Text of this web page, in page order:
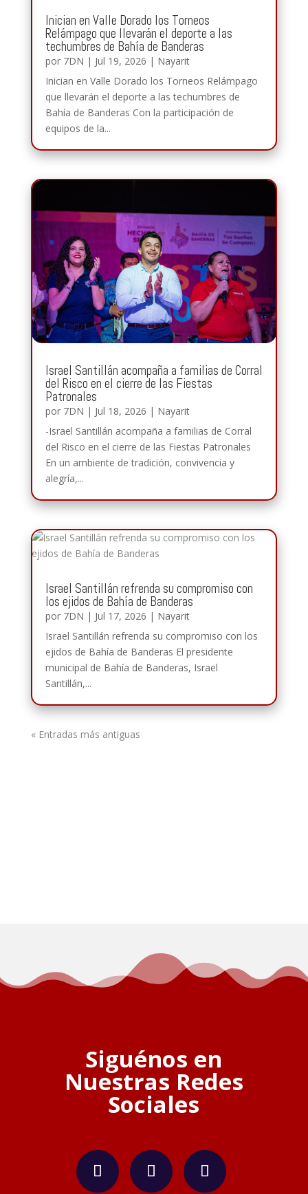
Inician en Valle Dorado los Torneos
Relámpago que llevarán el deporte a las
techumbres de Bahía de Banderas
por 7DN | Jul 19, 2026 | Nayarit
Inician en Valle Dorado los Torneos Relámpago
que llevarán el deporte a las techumbres de
Bahía de Banderas Con la participación de
equipos de la...
Israel Santillán acompaña a familias de Corral
del Risco en el cierre de las Fiestas
Patronales
por 7DN | Jul 18, 2026 | Nayarit
-Israel Santillán acompaña a familias de Corral
del Risco en el cierre de las Fiestas Patronales
En un ambiente de tradición, convivencia y
alegría,...
Israel Santillán refrenda su compromiso con
los ejidos de Bahía de Banderas
por 7DN | Jul 17, 2026 | Nayarit
Israel Santillán refrenda su compromiso con los
ejidos de Bahía de Banderas El presidente
municipal de Bahía de Banderas, Israel
Santillán,...
« Entradas más antiguas
Siguénos en
Nuestras Redes
Sociales